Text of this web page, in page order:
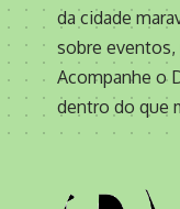
da cidade
sobre
Acompanhe o
dentro do que